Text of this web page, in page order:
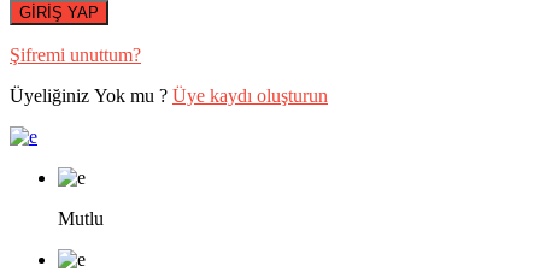
GİRİŞ YAP
Şifremi unuttum?
Üyeliğiniz Yok mu ? Üye kaydı oluşturun
Mutlu